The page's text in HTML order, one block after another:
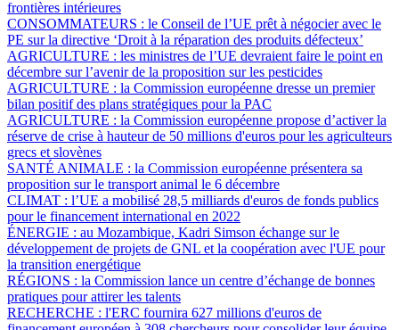
frontières intérieures
CONSOMMATEURS : le Conseil de l’UE prêt à négocier avec le
PE sur la directive ‘Droit à la réparation des produits défecteux’
AGRICULTURE : les ministres de l’UE devraient faire le point en
décembre sur l’avenir de la proposition sur les pesticides
AGRICULTURE : la Commission européenne dresse un premier
bilan positif des plans stratégiques pour la PAC
AGRICULTURE : la Commission européenne propose d’activer la
réserve de crise à hauteur de 50 millions d'euros pour les agriculteurs
grecs et slovènes
SANTÉ ANIMALE : la Commission européenne présentera sa
proposition sur le transport animal le 6 décembre
CLIMAT : l’UE a mobilisé 28,5 milliards d'euros de fonds publics
pour le financement international en 2022
ÉNERGIE : au Mozambique, Kadri Simson échange sur le
développement de projets de GNL et la coopération avec l'UE pour
la transition energétique
RÉGIONS : la Commission lance un centre d’échange de bonnes
pratiques pour attirer les talents
RECHERCHE : l'ERC fournira 627 millions d'euros de